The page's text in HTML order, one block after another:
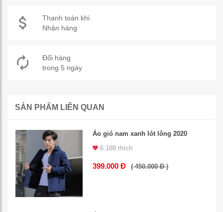
Thanh toán khi
Nhận hàng
Đổi hàng
trong 5 ngày
SẢN PHẨM LIÊN QUAN
Áo gió nam xanh lót lông 2020
6.188 thích
399.000 Đ ( 450.000 Đ )